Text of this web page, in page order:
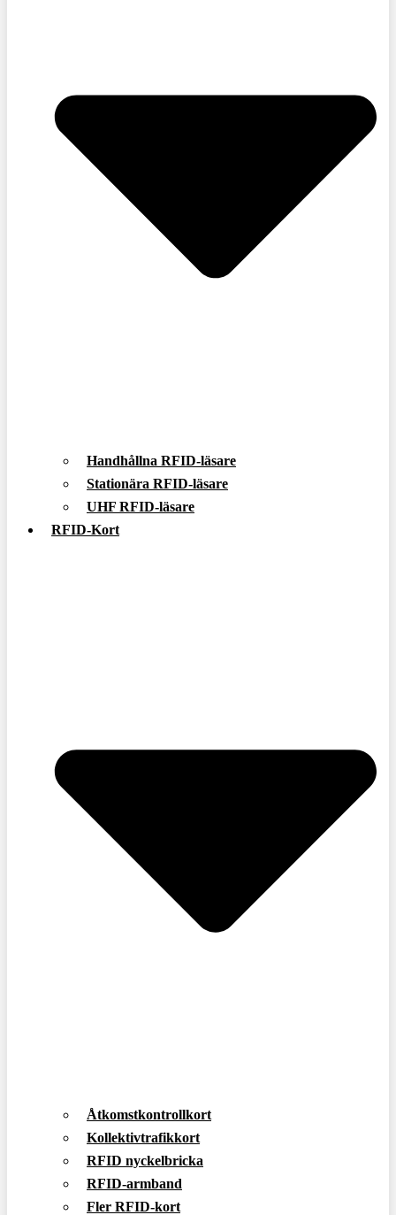
Handhållna RFID-läsare
Stationära RFID-läsare
UHF RFID-läsare
RFID-Kort
Åtkomstkontrollkort
Kollektivtrafikkort
RFID nyckelbricka
RFID-armband
Fler RFID-kort